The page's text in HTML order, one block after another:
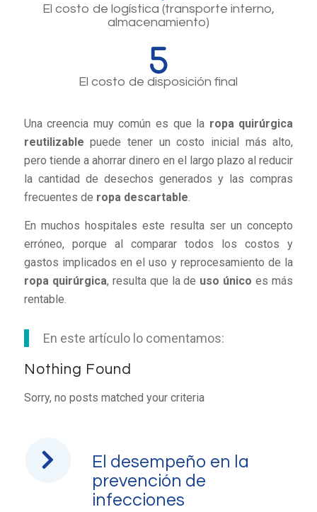
El costo de logística (transporte interno,
almacenamiento)
El costo de disposición final
Una creencia muy común es que la ropa quirúrgica
reutilizable puede tener un costo inicial más alto,
pero tiende a ahorrar dinero en el largo plazo al reducir
la cantidad de desechos generados y las compras
frecuentes de ropa descartable.
En muchos hospitales este resulta ser un concepto
erróneo, porque al comparar todos los costos y
gastos implicados en el uso y reprocesamiento de la
ropa quirúrgica, resulta que la de uso único es más
rentable.
En este artículo lo comentamos:
Nothing Found
Sorry, no posts matched your criteria
El desempeño en la
prevención de
infecciones